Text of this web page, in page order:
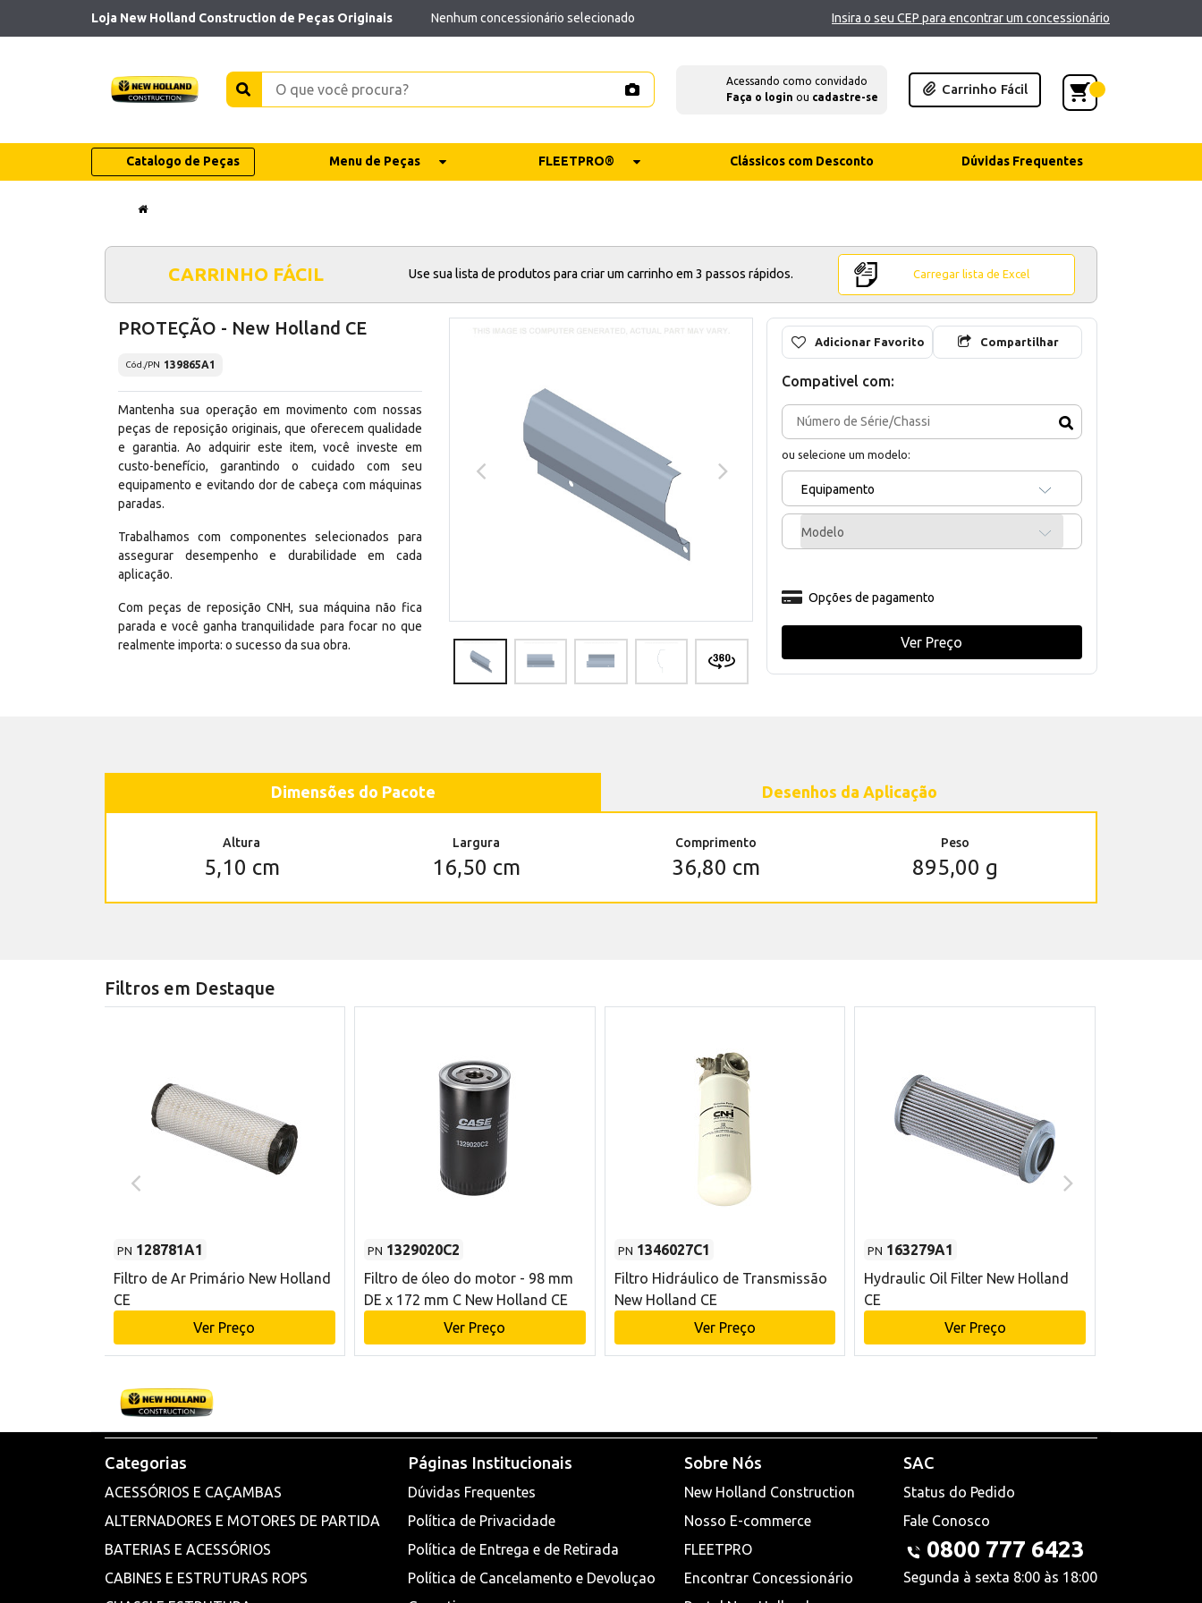
Loja New Holland Construction de Peças Originais Nenhum concessionário selecionado Insira o seu CEP para encontrar um concessionário
Acessando como convidado
Faça o login ou cadastre-se
Carrinho Fácil
Catalogo de Peças Menu de Peças FLEETPRO® Clássicos com Desconto Dúvidas Frequentes
CARRINHO FÁCIL Use sua lista de produtos para criar um carrinho em 3 passos rápidos. Carregar lista de Excel
PROTEÇÃO - New Holland CE
Cód./PN 139865A1
Mantenha sua operação em movimento com nossas
peças de reposição originais, que oferecem qualidade
e garantia. Ao adquirir este item, você investe em
custo-benefício, garantindo o cuidado com seu
equipamento e evitando dor de cabeça com máquinas
paradas.
Trabalhamos com componentes selecionados para
assegurar desempenho e durabilidade em cada
aplicação.
Com peças de reposição CNH, sua máquina não fica
parada e você ganha tranquilidade para focar no que
realmente importa: o sucesso da sua obra.
Adicionar Favorito Compartilhar
Compativel com:
ou selecione um modelo:
Equipamento
Modelo
Opções de pagamento
Ver Preço
Dimensões do Pacote Desenhos da Aplicação
Altura
5,10 cm
Largura
16,50 cm
Comprimento
36,80 cm
Peso
895,00 g
Filtros em Destaque
PN 128781A1
Filtro de Ar Primário New Holland
CE
Ver Preço
PN 1329020C2
Filtro de óleo do motor - 98 mm
DE x 172 mm C New Holland CE
Ver Preço
PN 1346027C1
Filtro Hidráulico de Transmissão
New Holland CE
Ver Preço
PN 163279A1
Hydraulic Oil Filter New Holland
CE
Ver Preço
Categorias
ACESSÓRIOS E CAÇAMBAS
ALTERNADORES E MOTORES DE PARTIDA
BATERIAS E ACESSÓRIOS
CABINES E ESTRUTURAS ROPS
Páginas Institucionais
Dúvidas Frequentes
Política de Privacidade
Política de Entrega e de Retirada
Política de Cancelamento e Devoluçao
Sobre Nós
New Holland Construction
Nosso E-commerce
FLEETPRO
Encontrar Concessionário
SAC
Status do Pedido
Fale Conosco
0800 777 6423
Segunda à sexta 8:00 às 18:00